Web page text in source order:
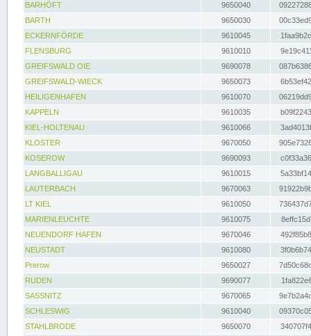
BARHÖFT
9650040
BARTH
9650030
ECKERNFÖRDE
9610045
FLENSBURG
9610010
GREIFSWALD OIE
9690078
GREIFSWALD-WIECK
9650073
HEILIGENHAFEN
9610070
KAPPELN
9610035
KIEL-HOLTENAU
9610066
KLOSTER
9670050
KOSEROW
9690093
LANGBALLIGAU
9610015
LAUTERBACH
9670063
LT KIEL
9610050
MARIENLEUCHTE
9610075
NEUENDORF HAFEN
9670046
NEUSTADT
9610080
Prerow
9650027
RUDEN
9690077
SASSNITZ
9670065
SCHLESWIG
9610040
STAHLBRODE
9650070